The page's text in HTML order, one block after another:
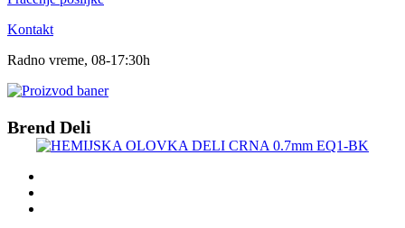
Kontakt
Radno vreme, 08-17:30h
Brend Deli